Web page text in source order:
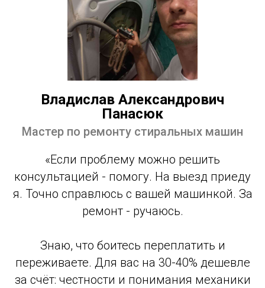
Владислав Александрович
Панасюк
Мастер по ремонту стиральных машин
«Если проблему можно решить
консультацией - помогу. На выезд приеду
я. Точно справлюсь с вашей машинкой. За
ремонт - ручаюсь.
Знаю, что боитесь переплатить и
переживаете. Для вас на 30-40% дешевле
за счёт: честности и понимания механики